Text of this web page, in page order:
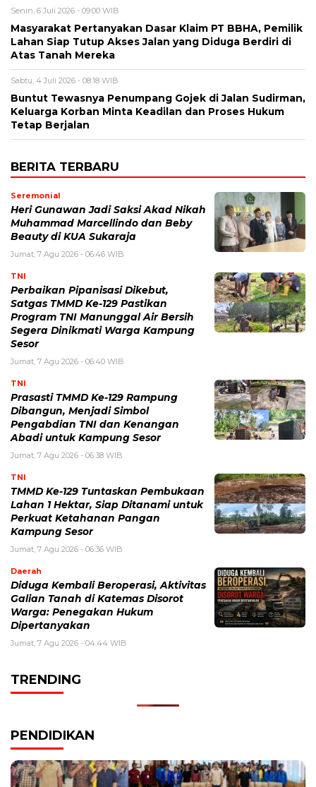
Senin, 6 Juli 2026 - 09:00 WIB
Masyarakat Pertanyakan Dasar Klaim PT BBHA, Pemilik
Lahan Siap Tutup Akses Jalan yang Diduga Berdiri di
Atas Tanah Mereka
Sabtu, 4 Juli 2026 - 08:18 WIB
Buntut Tewasnya Penumpang Gojek di Jalan Sudirman,
Keluarga Korban Minta Keadilan dan Proses Hukum
Tetap Berjalan
BERITA TERBARU
Seremonial
Heri Gunawan Jadi Saksi Akad Nikah
Muhammad Marcellindo dan Beby
Beauty di KUA Sukaraja
Jumat, 7 Agu 2026 - 06:46 WIB
TNI
Perbaikan Pipanisasi Dikebut,
Satgas TMMD Ke-129 Pastikan
Program TNI Manunggal Air Bersih
Segera Dinikmati Warga Kampung
Sesor
Jumat, 7 Agu 2026 - 06:40 WIB
TNI
Prasasti TMMD Ke-129 Rampung
Dibangun, Menjadi Simbol
Pengabdian TNI dan Kenangan
Abadi untuk Kampung Sesor
Jumat, 7 Agu 2026 - 06:38 WIB
TNI
TMMD Ke-129 Tuntaskan Pembukaan
Lahan 1 Hektar, Siap Ditanami untuk
Perkuat Ketahanan Pangan
Kampung Sesor
Jumat, 7 Agu 2026 - 06:36 WIB
Daerah
Diduga Kembali Beroperasi, Aktivitas
Galian Tanah di Katemas Disorot
Warga: Penegakan Hukum
Dipertanyakan
Jumat, 7 Agu 2026 - 04:44 WIB
TRENDING
PENDIDIKAN